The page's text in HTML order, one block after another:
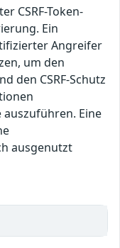
CSRF-Token-
Ein
Angreifer
um den
den CSRF-Schutz
Eine
ausgenutzt